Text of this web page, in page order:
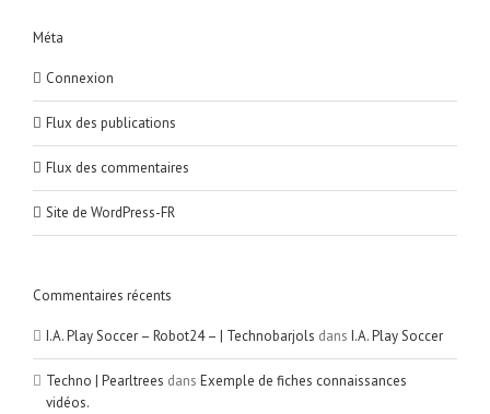
Méta
Connexion
Flux des publications
Flux des commentaires
Site de WordPress-FR
Commentaires récents
I.A. Play Soccer – Robot24 – | Technobarjols dans I.A. Play Soccer
Techno | Pearltrees dans Exemple de fiches connaissances
vidéos.